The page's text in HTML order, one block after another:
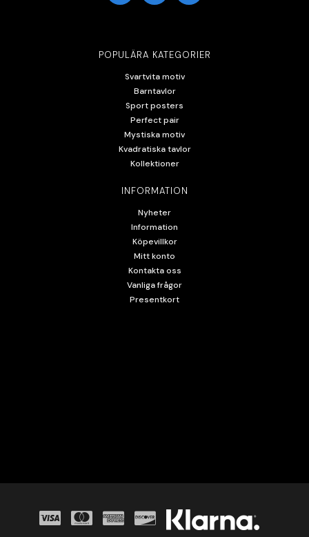
POPULÄRA KATEGORIER
Svartvita motiv
Barntavlor
Sport posters
Perfect pair
Mystiska motiv
Kvadratiska tavlor
Kollektioner
INFORMATION
Nyheter
Information
Köpevillkor
Mitt konto
Kontakta oss
Vanliga frågor
Presentkort